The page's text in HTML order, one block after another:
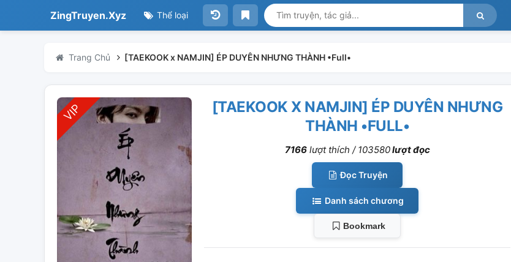
ZingTruyen.Xyz Thể loại
Trang Chủ [TAEKOOK x NAMJIN] ÉP DUYÊN NHƯNG THÀNH •Full•
[TAEKOOK X NAMJIN] ÉP DUYÊN NHƯNG
THÀNH •FULL•
7166lượt thích / 103580lượt đọc
Đọc Truyện
Danh sách chương
Bookmark